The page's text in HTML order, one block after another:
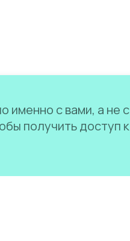
именно с вами, а не
получить доступ